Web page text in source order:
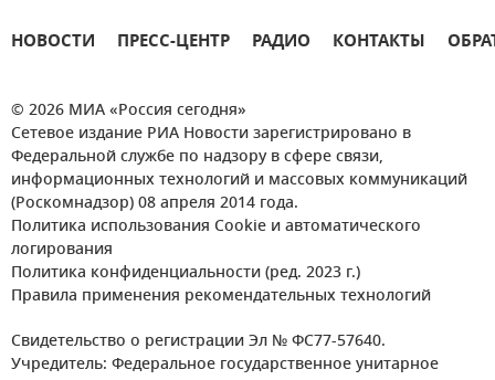
НОВОСТИ ПРЕСС-ЦЕНТР РАДИО КОНТАКТЫ
© 2026 МИА «Россия сегодня»
Сетевое издание РИА Новости зарегистрировано в
Федеральной службе по надзору в сфере связи,
информационных технологий и массовых коммуникаций
(Роскомнадзор) 08 апреля 2014 года.
Политика использования Cookie и автоматического
логирования
Политика конфиденциальности (ред. 2023 г.)
Правила применения рекомендательных технологий
Свидетельство о регистрации Эл № ФС77-57640.
Учредитель: Федеральное государственное унитарное